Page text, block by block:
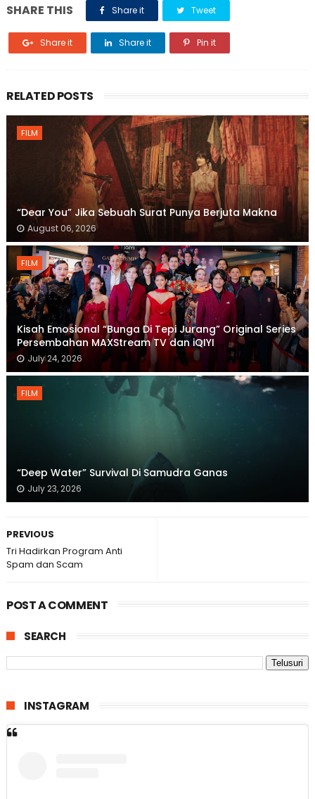
SHARE THIS Share it Tweet
Share it Share it Pin it
RELATED POSTS
FILM
“Dear You” Jika Sebuah Surat Punya Berjuta Makna
August 06, 2026
FILM
Kisah Emosional “Bunga Di Tepi Jurang” Original Series
Persembahan MAXStream TV dan iQIYI
July 24, 2026
FILM
“Deep Water” Survival Di Samudra Ganas
July 23, 2026
PREVIOUS
Tri Hadirkan Program Anti
Spam dan Scam
POST A COMMENT
SEARCH
INSTAGRAM